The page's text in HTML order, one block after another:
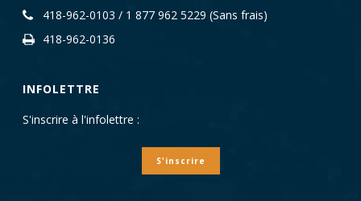
418-962-0103 / 1 877 962 5229 (Sans frais)
418-962-0136
INFOLETTRE
S'inscrire à l'infolettre :
S'inscrire